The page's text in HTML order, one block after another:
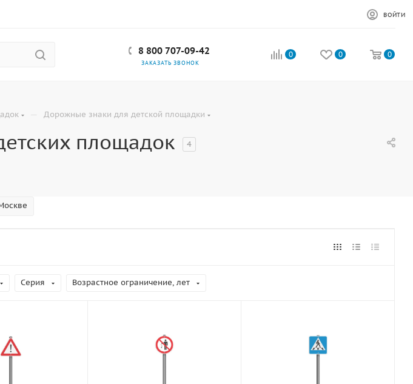
ВОЙТИ
8 800 707-09-42
ЗАКАЗАТЬ ЗВОНОК
0 0 0
— Дорожные знаки для детской площадки
площадок 4
Серия Возрастное ограничение, лет